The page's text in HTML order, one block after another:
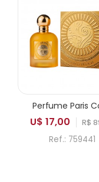
U$ 17,00 R$
Ref.: 759441